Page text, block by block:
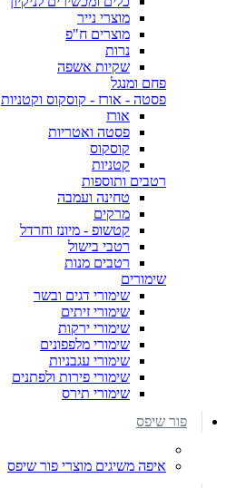
מוצרי נייר
מוצרים ח"פ
נרות
שקיות אשפה
פחם ומנגל
פסטה - אורז - קוסקוס וקטניות
אורז
פסטה ואטריות
קוסקוס
קטניות
רטבים ותוספות
טחינה ועמבה
מרקים
קטשופ - מיונז וחרדל
רטבי בישול
רטבים מנות
שימורים
שימורי דגים ובשר
שימורי זיתים
שימורי ירקות
שימורי מלפפונים
שימורי עגבניות
שימורי פירות ולפתנים
שימורי תירס
פור שיפס
איפה משיגים מוצרי פור שיפס